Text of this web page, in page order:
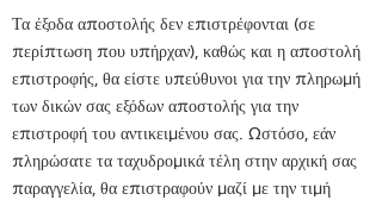
Τα έξοδα αποστολής δεν επιστρέφονται (σε
περίπτωση που υπήρχαν), καθώς και η αποστολή
επιστροφής, θα είστε υπεύθυνοι για την πληρωμή
των δικών σας εξόδων αποστολής για την
επιστροφή του αντικειμένου σας. Ωστόσο, εάν
πληρώσατε τα ταχυδρομικά τέλη στην αρχική σας
παραγγελία, θα επιστραφούν μαζί με την τιμή